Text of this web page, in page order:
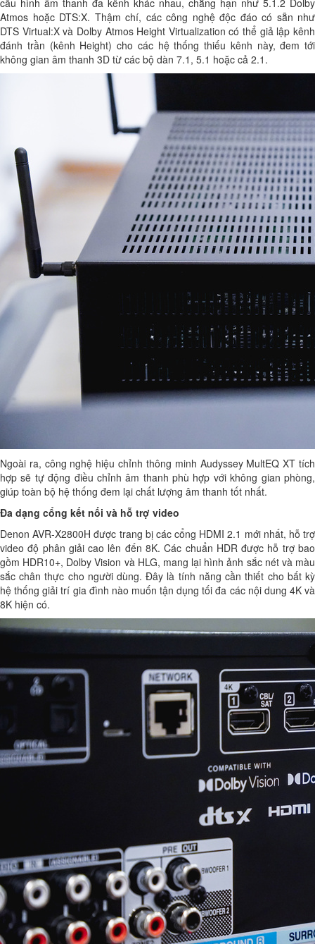
cấu hình âm thanh đa kênh khác nhau, chẳng hạn như 5.1.2 Dolby
Atmos hoặc DTS:X. Thậm chí, các công nghệ độc đáo có sẵn như
DTS Virtual:X và Dolby Atmos Height Virtualization có thể giả lập kênh
đánh trần (kênh Height) cho các hệ thống thiếu kênh này, đem tới
không gian âm thanh 3D từ các bộ dàn 7.1, 5.1 hoặc cả 2.1.
Ngoài ra, công nghệ hiệu chỉnh thông minh Audyssey MultEQ XT tích
hợp sẽ tự động điều chỉnh âm thanh phù hợp với không gian phòng,
giúp toàn bộ hệ thống đem lại chất lượng âm thanh tốt nhất.
Đa dạng cổng kết nối và hỗ trợ video
Denon AVR-X2800H được trang bị các cổng HDMI 2.1 mới nhất, hỗ trợ
video độ phân giải cao lên đến 8K. Các chuẩn HDR được hỗ trợ bao
gồm HDR10+, Dolby Vision và HLG, mang lại hình ảnh sắc nét và màu
sắc chân thực cho người dùng. Đây là tính năng cần thiết cho bất kỳ
hệ thống giải trí gia đình nào muốn tận dụng tối đa các nội dung 4K và
8K hiện có.